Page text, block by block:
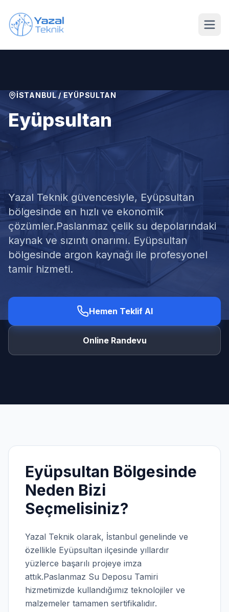
Ücretsiz Keşif Al
İSTANBUL/ EYÜPSULTAN
Eyüpsultan
Paslanmaz Su Deposu
Tamiri
Yazal Teknik güvencesiyle, Eyüpsultan
bölgesinde en hızlı ve ekonomik
çözümler.Paslanmaz çelik su depolarındaki
kaynak ve sızıntı onarımı. Eyüpsultan
bölgesinde argon kaynağı ile profesyonel
tamir hizmeti.
Hemen Teklif Al
Online Randevu
Eyüpsultan Bölgesinde
Neden Bizi
Seçmelisiniz?
Yazal Teknik olarak, İstanbul genelinde ve
özellikle Eyüpsultan ilçesinde yıllardır
yüzlerce başarılı projeye imza
attık.Paslanmaz Su Deposu Tamiri
hizmetimizde kullandığımız teknolojiler ve
malzemeler tamamen sertifikalıdır.